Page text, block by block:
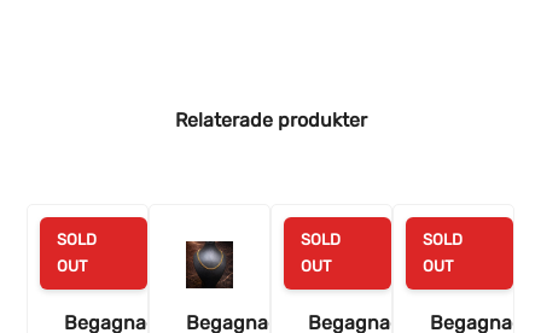
Relaterade produkter
SOLD
OUT
Begagnad
Begagnad
SOLD
OUT
Begagnad
SOLD
OUT
Begagnad